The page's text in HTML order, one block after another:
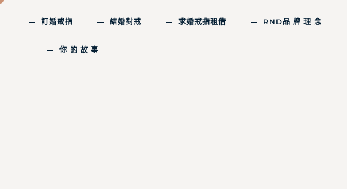
訂婚戒指 結婚對戒 求婚戒指租借 RND品 牌 理 念
你 的 故 事